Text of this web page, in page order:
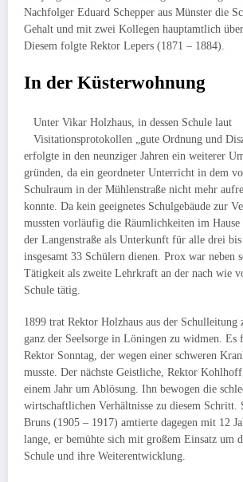
Nach­folger Eduard Schepper aus Münster die
Gehalt und mit zwei Kollegen hauptamtlich
Diesem folgte Rektor Lepers (1871 – 1884).
In der Küsterwohnung
Unter Vikar Holzhaus, in dessen Schule laut
Visitationsprotokollen „gute Ordnung und
erfolgte in den neun­ziger Jahren ein weite­rer
gründen, da ein ge­ordneter Unterricht in dem
Schulraum in der Mühlenstraße nicht mehr
konnte. Da kein geeignetes Schul­gebäude zur
mussten vorläufig die Räumlichkeiten im Hause
der Langenstraße als Unterkunft für alle drei
ins­gesamt 33 Schülern dienen. Prox war neben
Tätigkeit als zweite Lehrkraft an der nach wie
Schule tätig.
1899 trat Rektor Holzhaus aus der Schulleitung
ganz der Seelsorge in Löningen zu widmen.
Rektor Sonntag, der wegen einer schweren
musste. Der nächste Geist­liche, Rektor
einem Jahr um Ab­lösung. Ihn be­wogen die
wirtschaftlichen Ver­hältnisse zu diesem Schritt.
Bruns (1905 – 1917) amtierte dagegen mit 12
lange, er bemühte sich mit großem Einsatz um
Schule und ihre Weiter­entwicklung.